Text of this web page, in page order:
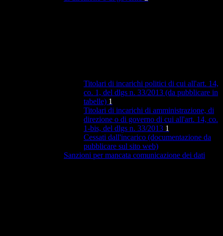
Titolari di incarichi politici di cui all'art. 14,
co. 1, del dlgs n. 33/2013 (da pubblicare in
tabelle) 1
Titolari di incarichi di amministrazione, di
direzione o di governo di cui all'art. 14, co.
1-bis, del dlgs n. 33/2013 1
Cessati dall'incarico (documentazione da
pubblicare sul sito web)
Sanzioni per mancata comunicazione dei dati